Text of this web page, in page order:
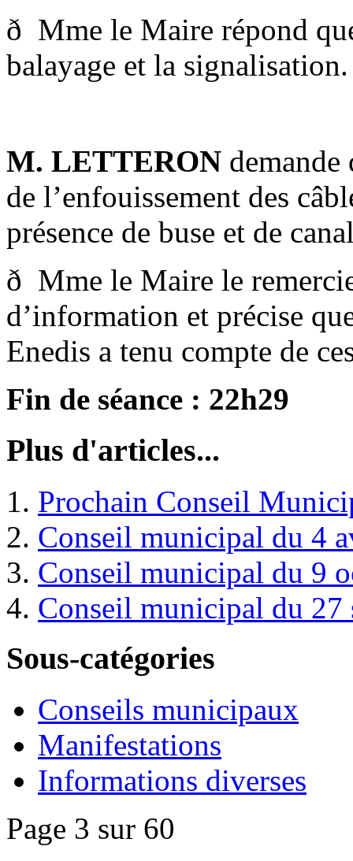
ð Mme le Maire répond
balayage et la signalisation.
M. LETTERON
de l’enfouissement des
présence de buse et de
ð Mme le Maire le
d’information et précise
Enedis a tenu compte de
Fin de séance : 22h29
Plus d'articles...
Prochain Conseil
Conseil municipal du 4
Conseil municipal du 9
Conseil municipal du 27
Sous-catégories
Conseils municipaux
Manifestations
Informations diverses
Page 3 sur 60